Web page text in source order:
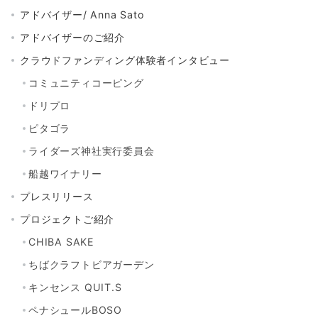
アドバイザー/ Anna Sato
アドバイザーのご紹介
クラウドファンディング体験者インタビュー
コミュニティコーピング
ドリプロ
ピタゴラ
ライダーズ神社実行委員会
船越ワイナリー
プレスリリース
プロジェクトご紹介
CHIBA SAKE
ちばクラフトビアガーデン
キンセンス QUIT.S
ペナシュールBOSO